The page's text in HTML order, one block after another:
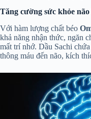
Tăng cường sức khỏe não
Với hàm lượng chất béo
khả năng nhận thức, ngăn
mất trí nhớ. Dầu Sachi
thông máu đến não, kích